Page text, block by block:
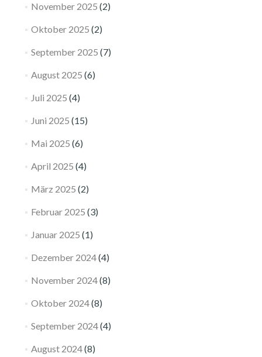
November 2025 (2)
Oktober 2025 (2)
September 2025 (7)
August 2025 (6)
Juli 2025 (4)
Juni 2025 (15)
Mai 2025 (6)
April 2025 (4)
März 2025 (2)
Februar 2025 (3)
Januar 2025 (1)
Dezember 2024(4)
November 2024(8)
Oktober 2024(8)
September 2024(4)
August 2024(8)